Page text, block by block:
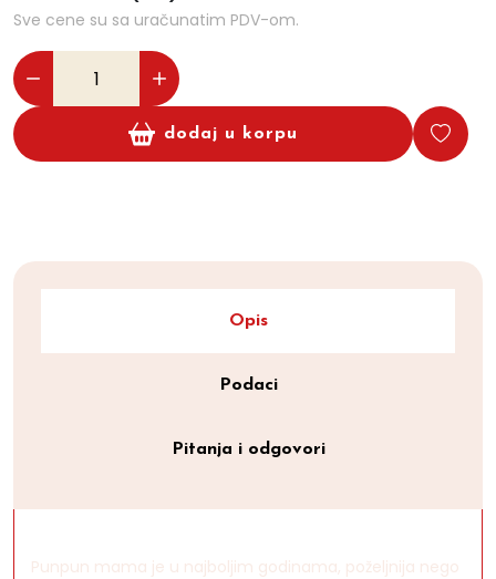
Sve cene su sa uračunatim PDV-om.
dodaj u korpu
Opis
Podaci
Pitanja i odgovori
Punpun mama je u najboljim godinama, poželjnija nego